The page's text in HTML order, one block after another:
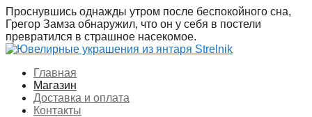
Перейти
к
содержимому
Проснувшись однажды утром после беспокойного сна,
Грегор Замза обнаружил, что он у себя в постели
превратился в страшное насекомое.
Главная
Магазин
Доставка и оплата
Контакты